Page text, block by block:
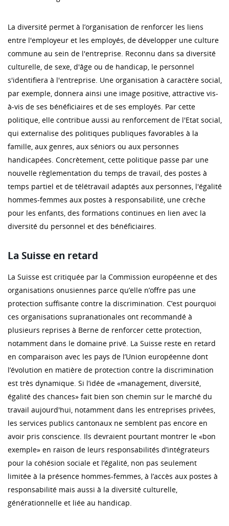
La diversité permet à l’organisation de renforcer les liens
entre l'employeur et les employés, de développer une culture
commune au sein de l'entreprise. Reconnu dans sa diversité
culturelle, de sexe, d'âge ou de handicap, le personnel
s'identifiera à l'entreprise. Une organisation à caractère social,
par exemple, donnera ainsi une image positive, attractive vis-
à-vis de ses bénéficiaires et de ses employés. Par cette
politique, elle contribue aussi au renforcement de l'Etat social,
qui externalise des politiques publiques favorables à la
famille, aux genres, aux séniors ou aux personnes
handicapées. Concrètement, cette politique passe par une
nouvelle règlementation du temps de travail, des postes à
temps partiel et de télétravail adaptés aux personnes, l'égalité
hommes-femmes aux postes à responsabilité, une crèche
pour les enfants, des formations continues en lien avec la
diversité du personnel et des bénéficiaires.
La Suisse en retard
La Suisse est critiquée par la Commission européenne et des
organisations onusiennes parce qu’elle n’offre pas une
protection suffisante contre la discrimination. C’est pourquoi
ces organisations supranationales ont recommandé à
plusieurs reprises à Berne de renforcer cette protection,
notamment dans le domaine privé. La Suisse reste en retard
en comparaison avec les pays de l’Union européenne dont
l’évolution en matière de protection contre la discrimination
est très dynamique. Si l’idée de «management, diversité,
égalité des chances» fait bien son chemin sur le marché du
travail aujourd'hui, notamment dans les entreprises privées,
les services publics cantonaux ne semblent pas encore en
avoir pris conscience. Ils devraient pourtant montrer le «bon
exemple» en raison de leurs responsabilités d’intégrateurs
pour la cohésion sociale et l’égalité, non pas seulement
limitée à la présence hommes-femmes, à l’accès aux postes à
responsabilité mais aussi à la diversité culturelle,
générationnelle et liée au handicap.